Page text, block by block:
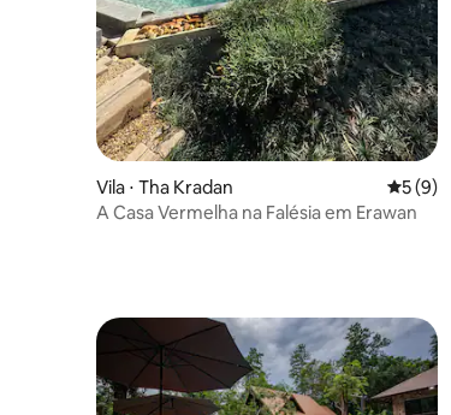
Vila ⋅ Tha Kradan 5 de5 (9)
A Casa Vermelha na Falésia em Erawan